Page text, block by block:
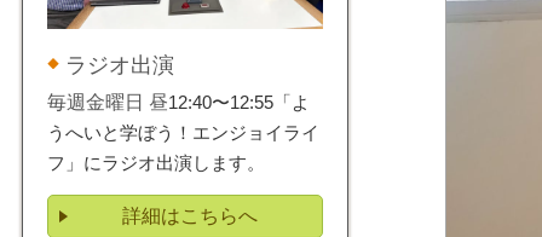
ラジオ出演
毎週金曜日 昼12:40〜12:55「よ
うへいと学ぼう！エンジョイライ
フ」にラジオ出演します。
詳細はこちらへ